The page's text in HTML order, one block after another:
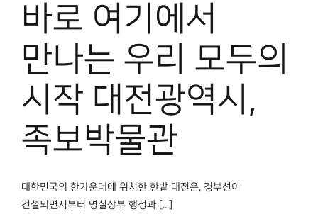
바로 여기에서
만나는 우리 모두의
시작 대전광역시,
족보박물관
대한민국의 한가운데에 위치한 한밭 대전은, 경부선이
건설되면서부터 명실상부 행정과 [...]